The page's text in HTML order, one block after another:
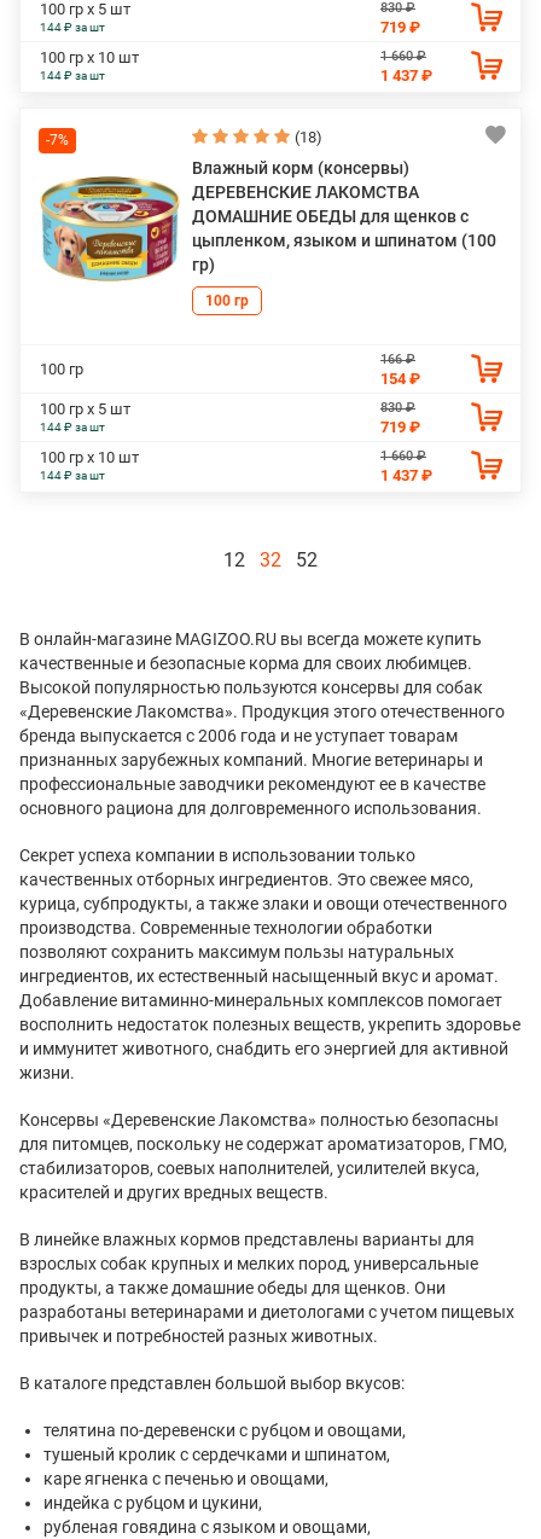
100 гр х 5 шт
144 ₽ за шт
830 ₽
719 ₽
100 гр х 10 шт
144 ₽ за шт
1 660 ₽
1 437 ₽
-7% (18)
Влажный корм (консервы)
ДЕРЕВЕНСКИЕ ЛАКОМСТВА
ДОМАШНИЕ ОБЕДЫ для щенков с
цыпленком, языком и шпинатом (100
гр)
100 гр
100 гр
166 ₽
154 ₽
100 гр х 5 шт
144 ₽ за шт
830 ₽
719 ₽
100 гр х 10 шт
144 ₽ за шт
1 660 ₽
1 437 ₽
12 32 52
В онлайн-магазине MAGIZOO.RU вы всегда можете купить
качественные и безопасные корма для своих любимцев.
Высокой популярностью пользуются консервы для собак
«Деревенские Лакомства». Продукция этого отечественного
бренда выпускается с 2006 года и не уступает товарам
признанных зарубежных компаний. Многие ветеринары и
профессиональные заводчики рекомендуют ее в качестве
основного рациона для долговременного использования.
Секрет успеха компании в использовании только
качественных отборных ингредиентов. Это свежее мясо,
курица, субпродукты, а также злаки и овощи отечественного
производства. Современные технологии обработки
позволяют сохранить максимум пользы натуральных
ингредиентов, их естественный насыщенный вкус и аромат.
Добавление витаминно-минеральных комплексов помогает
восполнить недостаток полезных веществ, укрепить здоровье
и иммунитет животного, снабдить его энергией для активной
жизни.
Консервы «Деревенские Лакомства» полностью безопасны
для питомцев, поскольку не содержат ароматизаторов, ГМО,
стабилизаторов, соевых наполнителей, усилителей вкуса,
красителей и других вредных веществ.
В линейке влажных кормов представлены варианты для
взрослых собак крупных и мелких пород, универсальные
продукты, а также домашние обеды для щенков. Они
разработаны ветеринарами и диетологами с учетом пищевых
привычек и потребностей разных животных.
В каталоге представлен большой выбор вкусов:
телятина по-деревенски с рубцом и овощами,
тушеный кролик с сердечками и шпинатом,
каре ягненка с печенью и овощами,
индейка с рубцом и цукини,
рубленая говядина с языком и овощами,